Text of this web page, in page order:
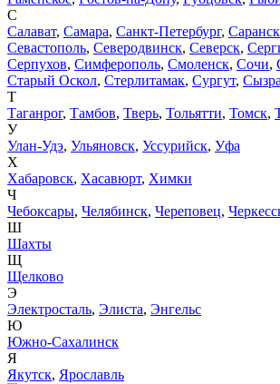
С
Салават, Самара, Санкт-Петербург, Саранск
Севастополь, Северодвинск, Северск,
Серпухов, Симферополь, Смоленск, Сочи,
Старый Оскол, Стерлитамак, Сургут,
Т
Таганрог, Тамбов, Тверь, Тольятти, Томск,
У
Улан-Удэ, Ульяновск, Уссурийск, Уфа
Х
Хабаровск, Хасавюрт, Химки
Ч
Чебоксары, Челябинск, Череповец,
Ш
Шахты
Щ
Щелково
Э
Электросталь, Элиста, Энгельс
Ю
Южно-Сахалинск
Я
Якутск, Ярославль